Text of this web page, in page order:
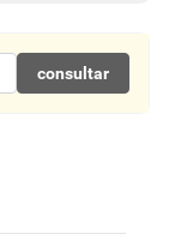
consultar